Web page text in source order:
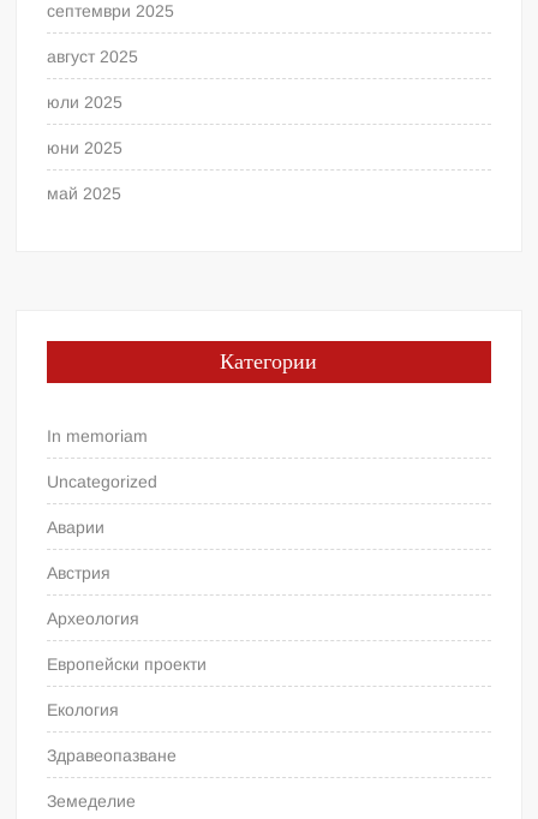
септември 2025
август 2025
юли 2025
юни 2025
май 2025
Категории
In memoriam
Uncategorized
Аварии
Австрия
Археология
Европейски проекти
Екология
Здравеопазване
Земеделие